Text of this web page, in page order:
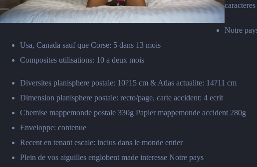
Notre
Usa, Canada sauf que Corse: 5 dans 13 mois
Composites utilisations: 10 a deux mois
Diversites planisphere postale: 10?15 cm & Atlas actualite: 14?11 cm
Dimension planisphere postale: recto/page, carte accident: 4 ecrit
Chemise mappemonde postale 330g Papier mappemonde accident 280g
Enveloppe: contenue
Recent en tenant escale: inclus dans le monde entier
Plein de vos aiguilles englobent made interesse Notre pays